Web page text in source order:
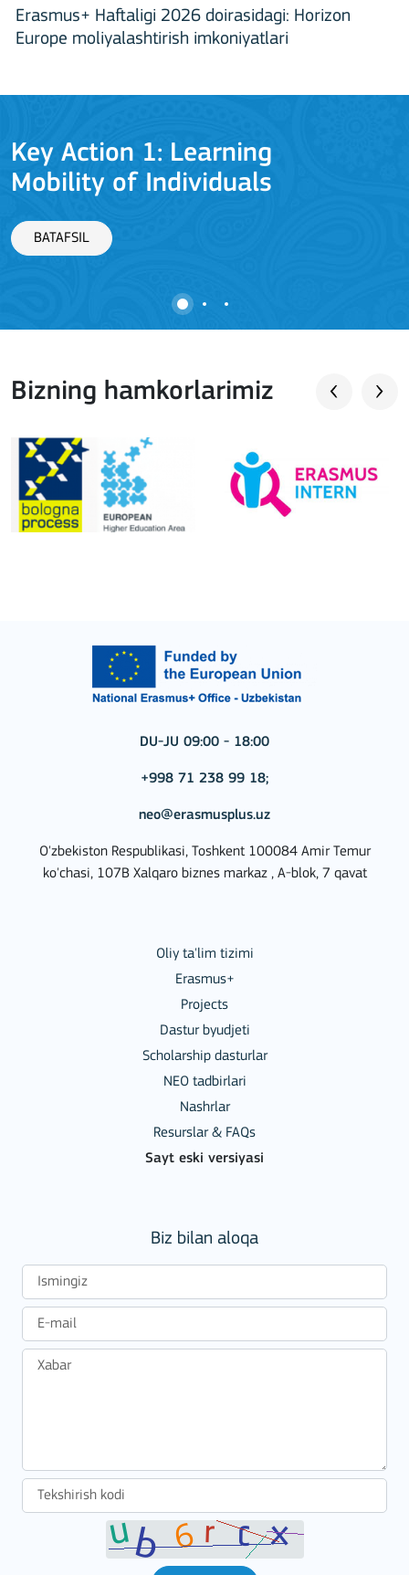
Erasmus+ Haftaligi 2026 doirasidagi: Horizon
Europe moliyalashtirish imkoniyatlari
Key Action 1: Learning
Mobility of Individuals
BATAFSIL
Bizning hamkorlarimiz
DU-JU 09:00 - 18:00
+998 71 238 99 18;
neo@erasmusplus.uz
O'zbekiston Respublikasi, Toshkent 100084 Amir Temur
ko'chasi, 107B Xalqaro biznes markaz , A-blok, 7 qavat
Oliy ta'lim tizimi
Erasmus+
Projects
Dastur byudjeti
Scholarship dasturlar
NEO tadbirlari
Nashrlar
Resurslar & FAQs
Sayt eski versiyasi
Biz bilan aloqa